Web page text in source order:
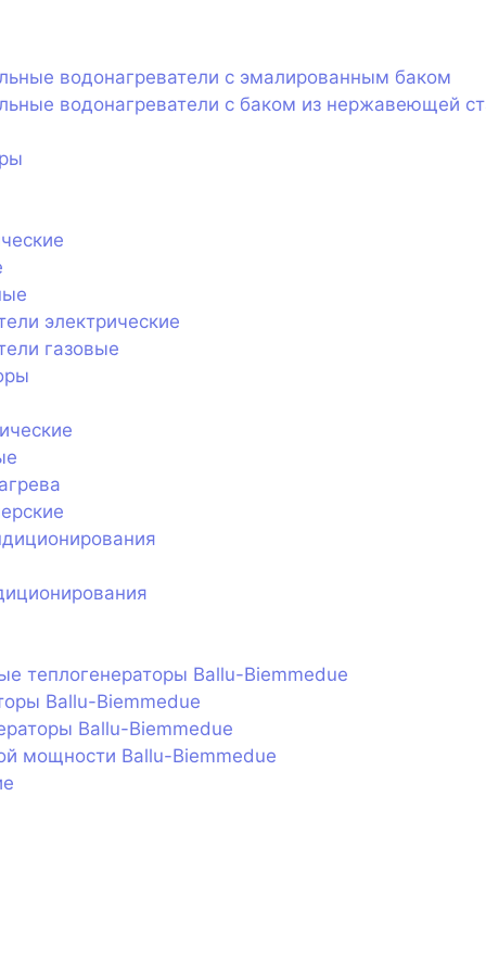
водонагреватели с эмалированным баком
водонагреватели с баком из нержавеющей
электрические
газовые
теплогенераторы Ballu-Biemmedue
Ballu-Biemmedue
Ballu-Biemmedue
мощности Ballu-Biemmedue